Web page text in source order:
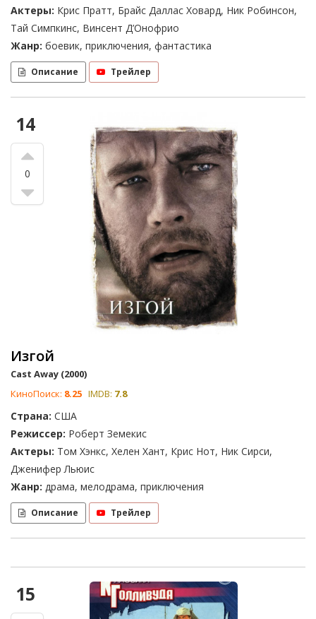
Актеры: Крис Пратт, Брайс Даллас Ховард, Ник Робинсон,
Тай Симпкинс, Винсент Д’Онофрио
Жанр: боевик, приключения, фантастика
Описание Трейлер
14
0
Изгой
Cast Away (2000)
КиноПоиск: 8.25 IMDB: 7.8
Страна: США
Режиссер: Роберт Земекис
Актеры: Том Хэнкс, Хелен Хант, Крис Нот, Ник Сирси,
Дженифер Льюис
Жанр: драма, мелодрама, приключения
Описание Трейлер
15